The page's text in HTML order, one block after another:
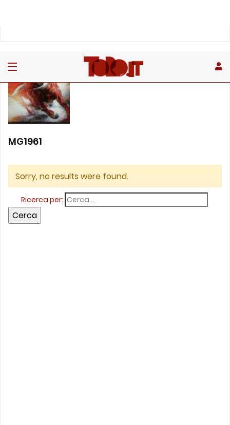
MG1961
Sorry, no results were found.
Ricerca per: